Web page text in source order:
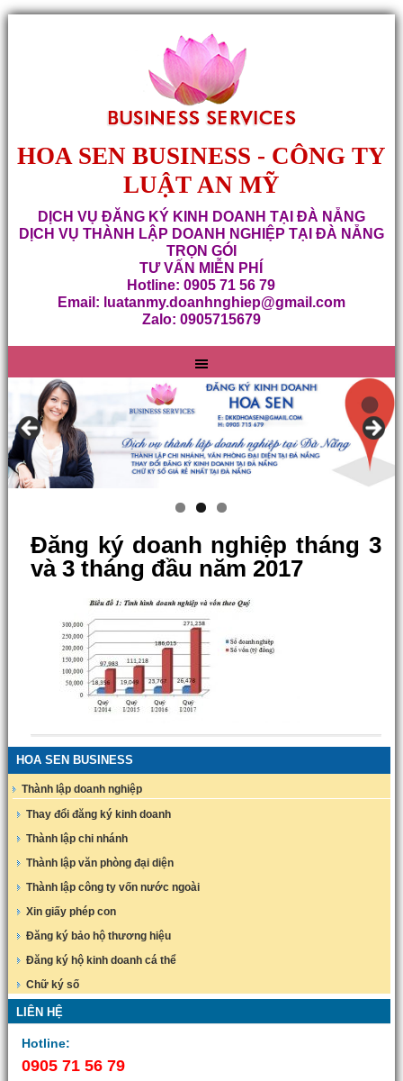
HOA SEN BUSINESS - CÔNG TY
LUẬT AN MỸ
DỊCH VỤ ĐĂNG KÝ KINH DOANH TẠI ĐÀ NẴNG
DỊCH VỤ THÀNH LẬP DOANH NGHIỆP TẠI ĐÀ NẴNG
TRỌN GÓI
TƯ VẤN MIỄN PHÍ
Hotline: 0905 71 56 79
Email: luatanmy.doanhnghiep@gmail.com
Zalo: 0905715679
Đăng ký doanh nghiệp tháng 3
và 3 tháng đầu năm 2017
HOA SEN BUSINESS
Thành lập doanh nghiệp
Thay đổi đăng ký kinh doanh
Thành lập chi nhánh
Thành lập văn phòng đại diện
Thành lập công ty vốn nước ngoài
Xin giấy phép con
Đăng ký bảo hộ thương hiệu
Đăng ký hộ kinh doanh cá thể
Chữ ký số
LIÊN HỆ
Hotline:
0905 71 56 79